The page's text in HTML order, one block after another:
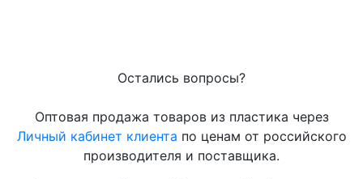
Остались вопросы?
Оптовая продажа товаров из пластика через
Личный кабинет клиента по ценам от российского
производителя и поставщика.